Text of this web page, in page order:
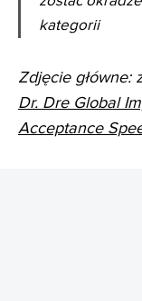
kategorii
Zdjęcie główne:
Dr. Dre Global
Acceptance